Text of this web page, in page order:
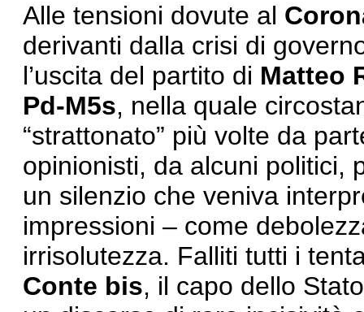
Alle tensioni dovute al
derivanti dalla crisi di
l’uscita del partito di Matteo
Pd-M5s, nella quale
“strattonato” più volte da
opinionisti, da alcuni politici,
un silenzio che veniva
impressioni – come
irrisolutezza. Falliti tutti i
Conte bis, il capo dello